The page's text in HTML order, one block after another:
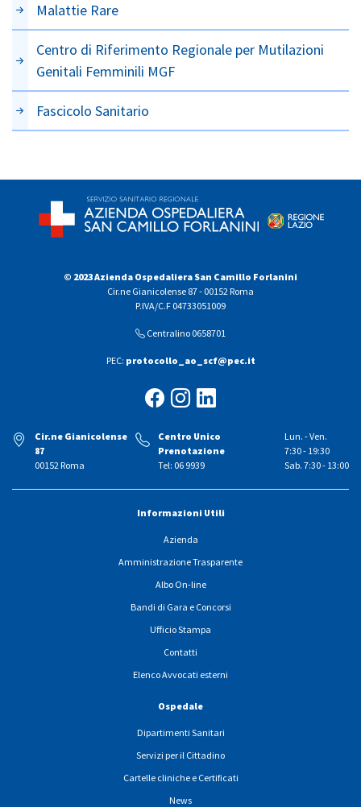
Malattie Rare
Centro di Riferimento Regionale per Mutilazioni
Genitali Femminili MGF
Fascicolo Sanitario
© 2023 Azienda Ospedaliera San Camillo Forlanini
Cir.ne Gianicolense 87 - 00152 Roma
P.IVA/C.F 04733051009
Centralino 0658701
PEC: protocollo_ao_scf@pec.it
Cir.ne Gianicolense
87
00152 Roma
Centro Unico
Prenotazione
Tel: 06 9939
Lun. - Ven.
7:30 - 19:30
Sab. 7:30 - 13:00
Informazioni Utili
Azienda
Amministrazione Trasparente
Albo On-line
Bandi di Gara e Concorsi
Ufficio Stampa
Contatti
Elenco Avvocati esterni
Ospedale
Dipartimenti Sanitari
Servizi per il Cittadino
Cartelle cliniche e Certificati
News